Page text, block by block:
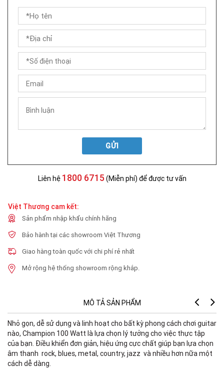
GỬI
Liên hệ 1800 6715 (Miễn phí) để được tư vấn
Việt Thương cam kết:
Sản phẩm nhập khẩu chính hãng
Bảo hành tại các showroom Việt Thương
Giao hàng toàn quốc với chi phí rẻ nhất
Mở rộng hệ thống showroom rộng khắp.
MÔ TẢ SẢN PHẨM
Nhỏ gọn, dễ sử dụng và linh hoạt cho bất kỳ phong cách chơi guitar
nào, Champion 100 Watt là lựa chọn lý tưởng cho việc thực tập
của bạn. Điều khiển đơn giản, hiệu ứng cực chất giúp bạn lựa chọn
âm thanh rock, blues, metal, country, jazz và nhiều hơn nữa một
cách dễ dàng.